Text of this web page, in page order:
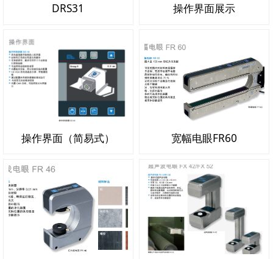
DRS31 操作界面展示
操作界面（简易式） 宽幅电眼FR60